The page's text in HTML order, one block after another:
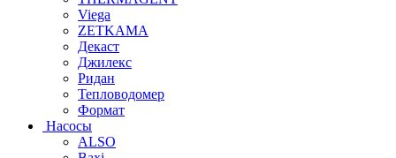
Viega
ZETKAMA
Декаст
Джилекс
Ридан
Тепловодомер
Формат
Насосы
ALSO